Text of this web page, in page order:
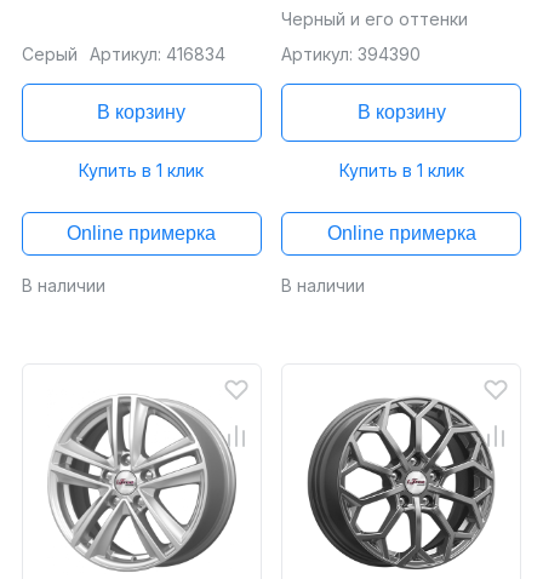
Серый Артикул: 416834
В корзину
Купить в 1 клик
Online примерка
В наличии
Черный и его оттенки
Артикул: 394390
В корзину
Купить в 1 клик
Online примерка
В наличии